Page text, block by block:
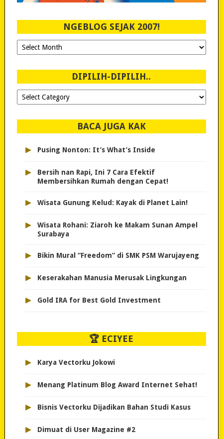
NGEBLOG SEJAK 2007!
Ngeblog
Sejak
DIPILIH-DIPILIH..
Dipilih-
dipilih..
BACA JUGA KAK
▸ Pusing Nonton: It’s What’s Inside
▸
Bersih nan Rapi, Ini 7 Cara Efektif
Membersihkan Rumah dengan Cepat!
▸ Wisata Gunung Kelud: Kayak di Planet Lain!
▸
Wisata Rohani: Ziaroh ke Makam Sunan Ampel
Surabaya
▸ Bikin Mural “Freedom” di SMK PSM Warujayeng
▸ Keserakahan Manusia Merusak Lingkungan
▸ Gold IRA for Best Gold Investment
🏆 ECIYEE
▸ Karya Vectorku Jokowi
▸ Menang Platinum Blog Award Internet Sehat!
▸ Bisnis Vectorku Dijadikan Bahan Studi Kasus
▸ Dimuat di User Magazine #2